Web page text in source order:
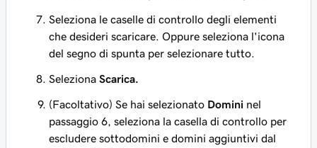
Seleziona le caselle di controllo degli elementi
che desideri scaricare. Oppure seleziona l'icona
del segno di spunta per selezionare tutto.
Seleziona Scarica.
(Facoltativo) Se hai selezionato Domini nel
passaggio 6, seleziona la casella di controllo per
escludere sottodomini e domini aggiuntivi dal